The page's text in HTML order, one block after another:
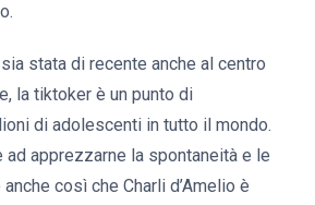
stata di recente anche al centro
la tiktoker è un punto di
di adolescenti in tutto il mondo.
apprezzarne la spontaneità e le
così che Charli d’Amelio è